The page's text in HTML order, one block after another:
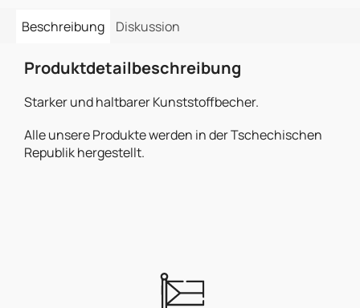
Beschreibung Diskussion
Produktdetailbeschreibung
Starker und haltbarer Kunststoffbecher.
Alle unsere Produkte werden in der Tschechischen
Republik hergestellt.